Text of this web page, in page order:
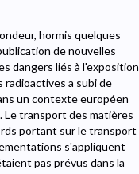
hormis quelques
de nouvelles
dangers liés à l'exposition
a subi de
un contexte européen
Le transport des matières
portant sur le transport
s'appliquent
pas prévus dans la